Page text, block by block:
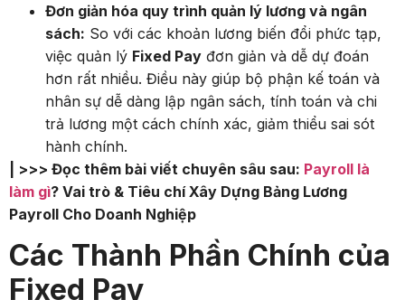
Đơn giản hóa quy trình quản lý lương và ngân
sách: So với các khoản lương biến đổi phức tạp,
việc quản lý Fixed Pay đơn giản và dễ dự đoán
hơn rất nhiều. Điều này giúp bộ phận kế toán và
nhân sự dễ dàng lập ngân sách, tính toán và chi
trả lương một cách chính xác, giảm thiểu sai sót
hành chính.
| >>> Đọc thêm bài viết chuyên sâu sau: Payroll là
làm gì? Vai trò & Tiêu chí Xây Dựng Bảng Lương
Payroll Cho Doanh Nghiệp
Các Thành Phần Chính của
Fixed Pay